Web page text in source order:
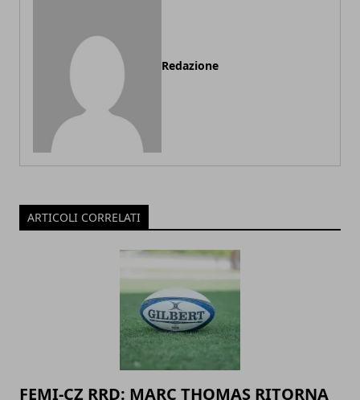
Redazione
ARTICOLI CORRELATI
FEMI-CZ RRD: MARC THOMAS RITORNA